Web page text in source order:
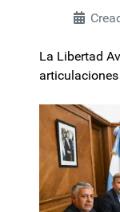
La Libertad